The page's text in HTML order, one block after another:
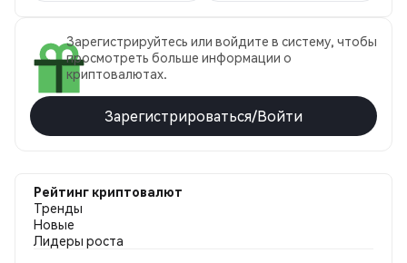
Зарегистрируйтесь или войдите в систему, чтобы
просмотреть больше информации о
криптовалютах.
Зарегистрироваться/Войти
Рейтинг криптовалют
Тренды
Новые
Лидеры роста